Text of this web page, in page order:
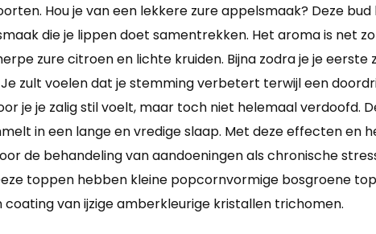
Hou je van een lekkere zure appelsmaak? Deze
die je lippen doet samentrekken. Het aroma is net
zure citroen en lichte kruiden. Bijna zodra je je eerste
zult voelen dat je stemming verbetert terwijl een
je je zalig stil voelt, maar toch niet helemaal verdoofd.
in een lange en vredige slaap. Met deze effecten en
de behandeling van aandoeningen als chronische
toppen hebben kleine popcornvormige bosgroene
van ijzige amberkleurige kristallen trichomen.